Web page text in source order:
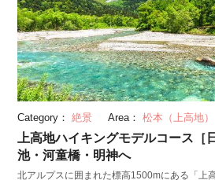
Category： 絶景 Area： 松本（上高地）
上高地ハイキングモデルコース［
池・河童橋・明神へ
北アルプスに囲まれた標高1500mにある「上